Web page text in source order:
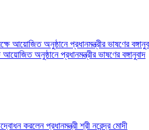
অনুষ্ঠানে প্রধানমন্ত্রীর ভাষণের বঙ্গানুবাদ